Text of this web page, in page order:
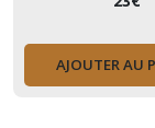
AJOUTER AU